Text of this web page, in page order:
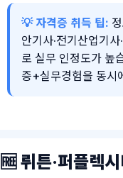
💡 자격증 취득 팁:
안기사·전기산업기
로 실무 인정도가 높
증+실무경험을 동시
🆓 뤼튼·퍼플렉